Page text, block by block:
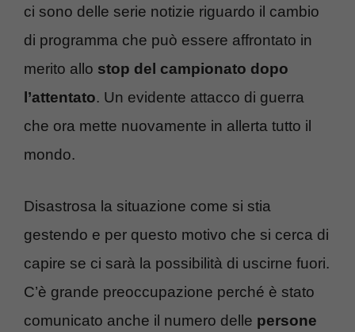
ci sono delle serie notizie riguardo il cambio
di programma che può essere affrontato in
merito allo stop del campionato dopo
l’attentato. Un evidente attacco di guerra
che ora mette nuovamente in allerta tutto il
mondo.
Disastrosa la situazione come si stia
gestendo e per questo motivo che si cerca di
capire se ci sarà la possibilità di uscirne fuori.
C’è grande preoccupazione perché è stato
comunicato anche il numero delle persone